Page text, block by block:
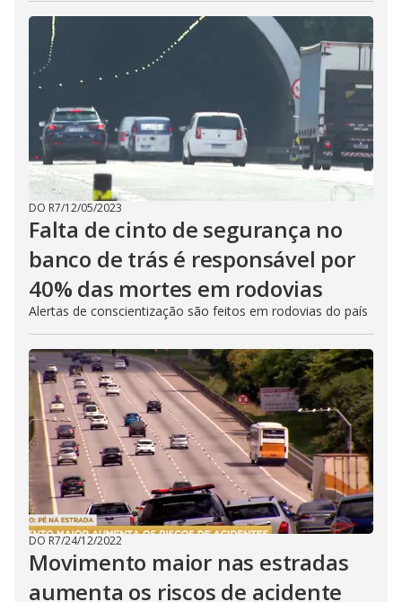
DO R7/12/05/2023
Falta de cinto de segurança no
banco de trás é responsável por
40% das mortes em rodovias
Alertas de conscientização são feitos em rodovias do país
DO R7/24/12/2022
Movimento maior nas estradas
aumenta os riscos de acidente